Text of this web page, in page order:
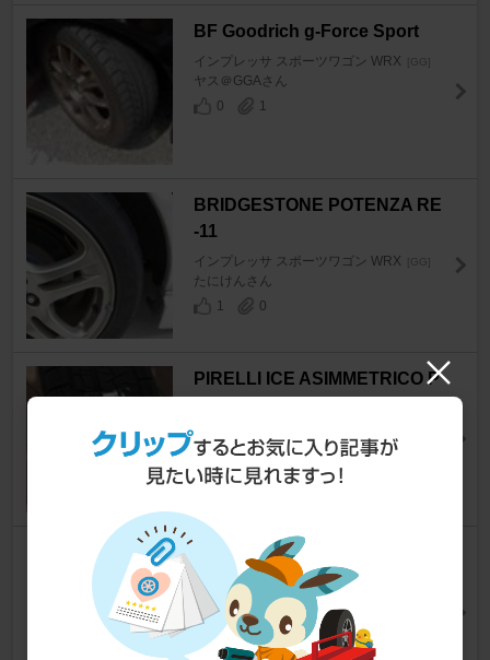
BF Goodrich g-Force Sport
インプレッサ スポーツワゴン WRX [GG]
ヤス＠GGAさん
0
1
BRIDGESTONE POTENZA RE
-11
インプレッサ スポーツワゴン WRX [GG]
たにけんさん
1
0
PIRELLI ICE ASIMMETRICO P
インプレッサ スポーツワゴン WRX
たにけんさん
0
0
LINGLONG SPORT MASTER
インプレッサ スポーツワゴン WRX
しょくたくまるさん
2